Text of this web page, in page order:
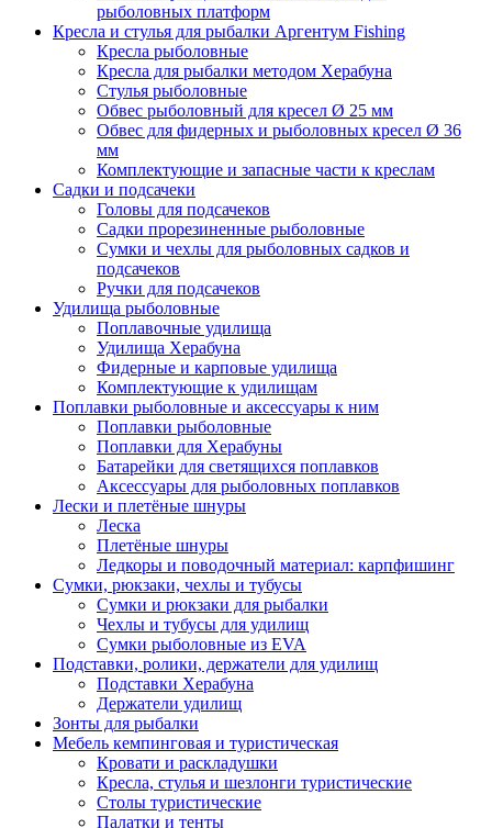
рыболовных платформ
Кресла и стулья для рыбалки Аргентум Fishing
Кресла рыболовные
Кресла для рыбалки методом Херабуна
Стулья рыболовные
Обвес рыболовный для кресел Ø 25 мм
Обвес для фидерных и рыболовных кресел Ø 36
мм
Комплектующие и запасные части к креслам
Садки и подсачеки
Головы для подсачеков
Садки прорезиненные рыболовные
Сумки и чехлы для рыболовных садков и
подсачеков
Ручки для подсачеков
Удилища рыболовные
Поплавочные удилища
Удилища Херабуна
Фидерные и карповые удилища
Комплектующие к удилищам
Поплавки рыболовные и аксессуары к ним
Поплавки рыболовные
Поплавки для Херабуны
Батарейки для светящихся поплавков
Аксессуары для рыболовных поплавков
Лески и плетёные шнуры
Леска
Плетёные шнуры
Ледкоры и поводочный материал: карпфишинг
Сумки, рюкзаки, чехлы и тубусы
Сумки и рюкзаки для рыбалки
Чехлы и тубусы для удилищ
Сумки рыболовные из EVA
Подставки, ролики, держатели для удилищ
Подставки Херабуна
Держатели удилищ
Зонты для рыбалки
Мебель кемпинговая и туристическая
Кровати и раскладушки
Кресла, стулья и шезлонги туристические
Столы туристические
Палатки и тенты